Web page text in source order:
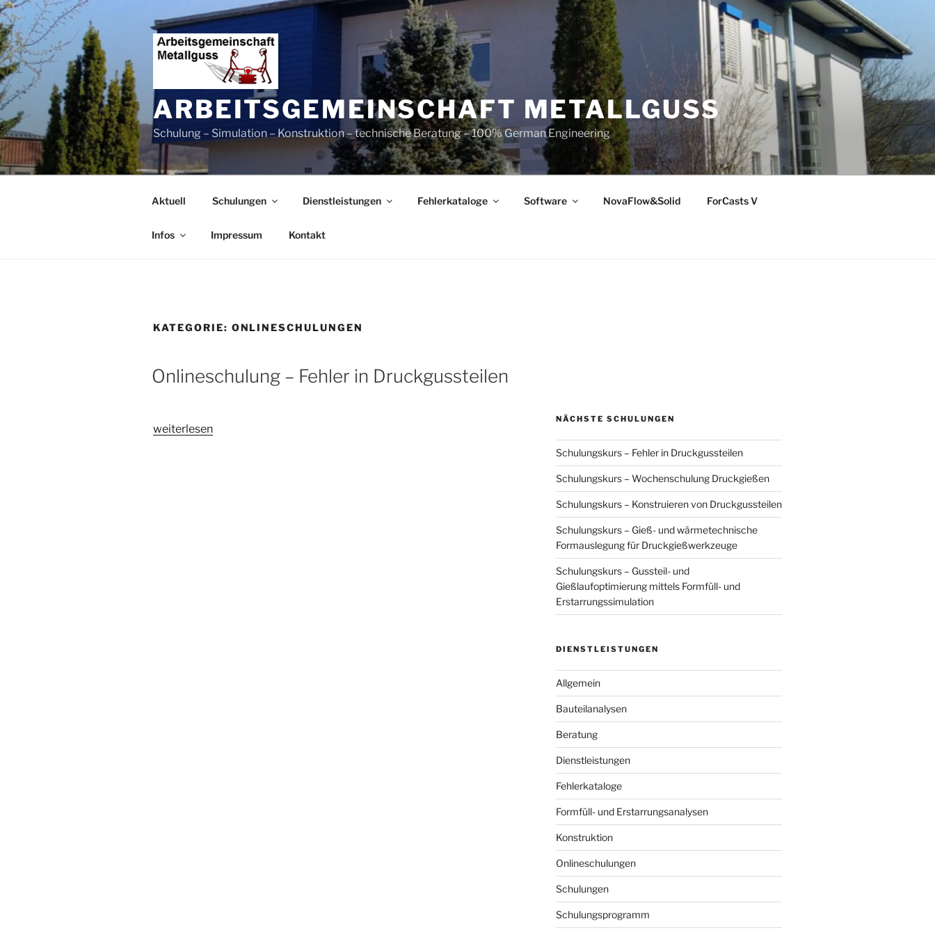
Zum
Inhalt
springen
ARBEITSGEMEINSCHAFT METALLGUSS
Schulung – Simulation – Konstruktion – technische Beratung – 100% German Engineering
Aktuell Schulungen Dienstleistungen Fehlerkataloge Software NovaFlow&Solid ForCasts V
Infos Impressum Kontakt
KATEGORIE: ONLINESCHULUNGEN
Onlineschulung – Fehler in Druckgussteilen
„Onlineschulung
weiterlesen
NÄCHSTE SCHULUNGEN
Schulungskurs – Fehler in Druckgussteilen
Schulungskurs – Wochenschulung Druckgießen
Schulungskurs – Konstruieren von Druckgussteilen
Schulungskurs – Gieß- und wärmetechnische
Formauslegung für Druckgießwerkzeuge
Schulungskurs – Gussteil- und
Gießlaufoptimierung mittels Formfüll- und
Erstarrungssimulation
DIENSTLEISTUNGEN
Allgemein
Bauteilanalysen
Beratung
Dienstleistungen
Fehlerkataloge
Formfüll- und Erstarrungsanalysen
Konstruktion
Onlineschulungen
Schulungen
Schulungsprogramm